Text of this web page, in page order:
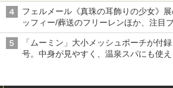
フェルメール《真珠の耳飾りの少女》
ッフィー/葬送のフリーレンほか、注目
「ムーミン」大小メッシュポーチが付
号。中身が見やすく、温泉スパにも使え